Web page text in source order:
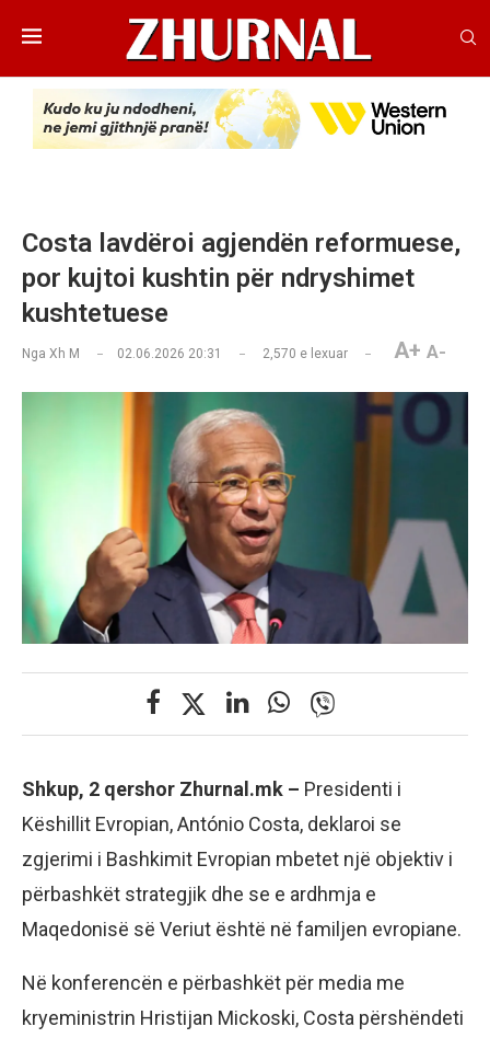
Costa lavdëroi agjendën reformuese,
por kujtoi kushtin për ndryshimet
kushtetuese
Nga Xh M 02.06.2026 20:31 2,570 e lexuar A+ A-
Shkup, 2 qershor Zhurnal.mk – Presidenti i
Këshillit Evropian, António Costa, deklaroi se
zgjerimi i Bashkimit Evropian mbetet një objektiv i
përbashkët strategjik dhe se e ardhmja e
Maqedonisë së Veriut është në familjen evropiane.
Në konferencën e përbashkët për media me
kryeministrin Hristijan Mickoski, Costa përshëndeti